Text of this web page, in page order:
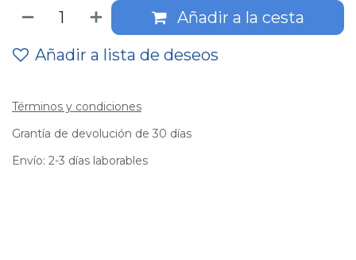
Añadir a la cesta
Añadir a lista de deseos
Términos y condiciones
Grantía de devolución de 30 días
Envío: 2-3 días laborables